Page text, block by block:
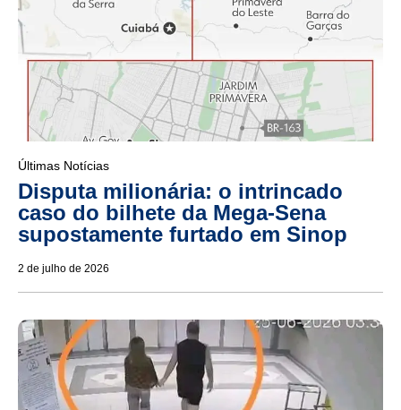
Últimas Notícias
Disputa milionária: o intrincado
caso do bilhete da Mega-Sena
supostamente furtado em Sinop
2 de julho de 2026